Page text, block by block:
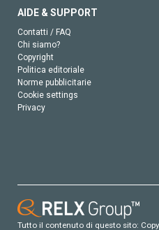
AIDE & SUPPORT
Contatti / FAQ
Chi siamo?
Copyright
Politica editoriale
Norme pubblicitarie
Cookie settings
Privacy
Tutto il contenuto di questo sito: